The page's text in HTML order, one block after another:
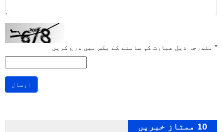
* مندرجہ ذیل عبارت کو سامنے کے بکس میں درج کریں
ارسال
10 ممتاز خبریں